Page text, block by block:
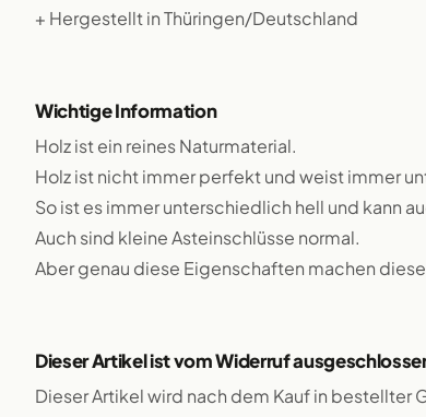
+ Hergestellt in Thüringen/Deutschland
Wichtige Information
Holz ist ein reines Naturmaterial.
Holz ist nicht immer perfekt und weist immer
So ist es immer unterschiedlich hell und kann
Auch sind kleine Asteinschlüsse normal.
Aber genau diese Eigenschaften machen
Dieser Artikel ist vom Widerruf
Dieser Artikel wird nach dem Kauf in bestellter